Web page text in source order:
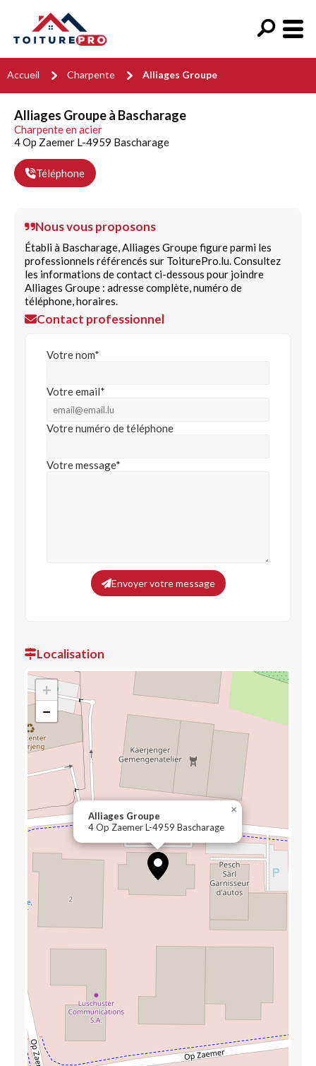
Accueil Charpente Alliages Groupe
Alliages Groupe à Bascharage
Charpente en acier
4 Op Zaemer L-4959 Bascharage
Téléphone
Nous vous proposons
Établi à Bascharage, Alliages Groupe figure parmi les
professionnels référencés sur ToiturePro.lu. Consultez
les informations de contact ci-dessous pour joindre
Alliages Groupe : adresse complète, numéro de
téléphone, horaires.
Contact professionnel
Votre nom*
Votre email*
Votre numéro de téléphone
Votre message*
Envoyer votre message
Localisation
Alliages Groupe
4 Op Zaemer L-4959 Bascharage
×
+
−